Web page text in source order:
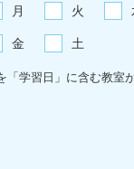
月 火
金 土
「学習日」に含む教室